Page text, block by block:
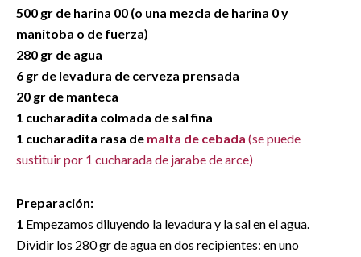
500 gr de harina 00 (o una mezcla de harina 0 y
manitoba o de fuerza)
280 gr de agua
6 gr de levadura de cerveza prensada
20 gr de manteca
1 cucharadita colmada de sal fina
1 cucharadita rasa de malta de cebada (se puede
sustituir por 1 cucharada de jarabe de arce)
Preparación:
1 Empezamos diluyendo la levadura y la sal en el agua.
Dividir los 280 gr de agua en dos recipientes: en uno